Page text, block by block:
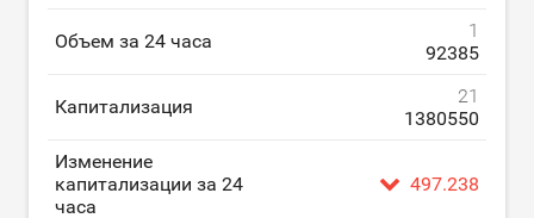
Объем за 24 часа
1
92385
Капитализация
21
1380550
Изменение
капитализации за 24
часа
497.238